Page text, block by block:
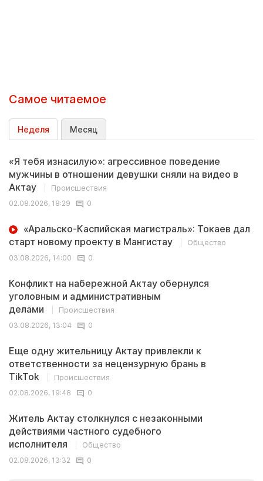
Самое читаемое
Неделя Месяц
«Я тебя изнасилую»: агрессивное поведение
мужчины в отношении девушки сняли на видео в
Актау
Происшествия
02.08.2026, 18:29
0
«Аральско-Каспийская магистраль»: Токаев дал
старт новому проекту в Мангистау
Общество
03.08.2026, 14:00
0
Конфликт на набережной Актау обернулся
уголовным и административным
делами
Происшествия
03.08.2026, 13:04
0
Еще одну жительницу Актау привлекли к
ответственности за нецензурную брань в
TikTok
Происшествия
02.08.2026, 19:48
0
Житель Актау столкнулся с незаконными
действиями частного судебного
исполнителя
Общество
02.08.2026, 13:32
0